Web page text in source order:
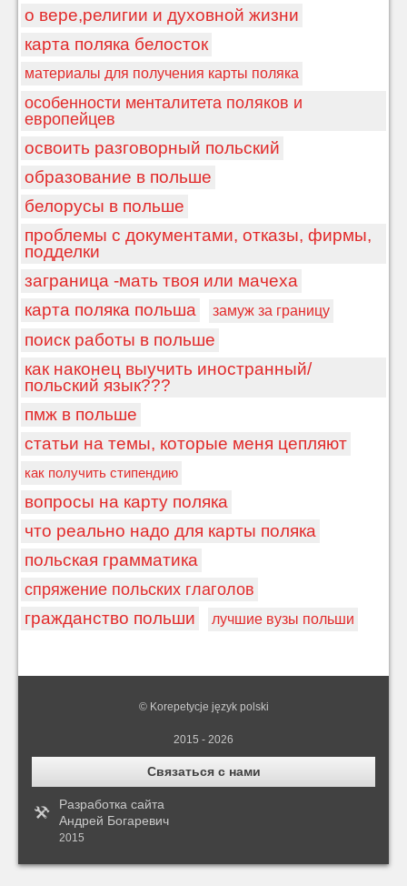
о вере,религии и духовной жизни
карта поляка белосток
материалы для получения карты поляка
особенности менталитета поляков и
европейцев
освоить разговорный польский
образование в польше
белорусы в польше
проблемы с документами, отказы, фирмы,
подделки
заграница -мать твоя или мачеха
карта поляка польша
замуж за границу
поиск работы в польше
как наконец выучить иностранный/
польский язык???
пмж в польше
статьи на темы, которые меня цепляют
как получить стипендию
вопросы на карту поляка
что реально надо для карты поляка
польская грамматика
спряжение польских глаголов
гражданство польши лучшие вузы польши
© Korepetycje język polski
2015 - 2026
Связаться с нами
Разработка сайта
Андрей Богаревич
2015